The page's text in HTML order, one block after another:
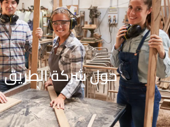
حول شركة